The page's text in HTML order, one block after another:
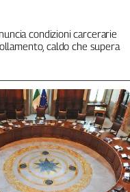
condizioni carcerarie
caldo che supera